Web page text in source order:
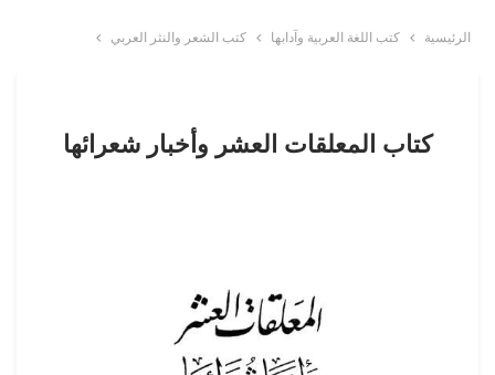
الرئيسية كتب اللغة العربية وآدابها كتب الشعر والنثر العربي
كتاب المعلقات العشر وأخبار شعرائها